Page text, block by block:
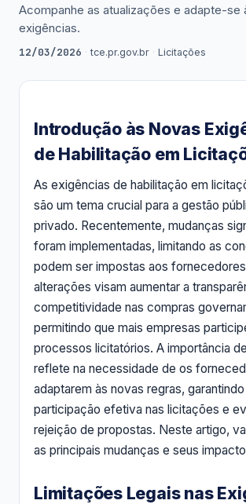
Acompanhe as atualizações e adapte-se
exigências.
12/03/2026 ·tce.pr.gov.br · Licitações
Introdução às Novas
de Habilitação em
As exigências de habilitação em
são um tema crucial para a gestão
privado. Recentemente, mudanças
foram implementadas, limitando as
podem ser impostas aos
alterações visam aumentar a
competitividade nas compras
permitindo que mais empresas
processos licitatórios. A importância
reflete na necessidade de os
adaptarem às novas regras,
participação efetiva nas licitações e
rejeição de propostas. Neste artigo,
as principais mudanças e seus
Limitações Legais nas